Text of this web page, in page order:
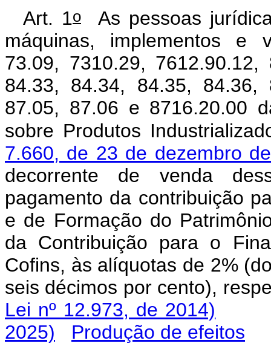
Art. 1o As pessoas
máquinas, implementos e
73.09, 7310.29,
84.33, 84.34, 84.35,
87.05, 87.06 e 8716.20.00
sobre Produtos
7.660, de 23 de dezembro
decorrente de venda
pagamento da contribuição
e de Formação do
da Contribuição para o
Cofins, às alíquotas de 2%
seis décimos por cento),
Lei nº 12.973, de 2014)
2025)
Produção de efeitos